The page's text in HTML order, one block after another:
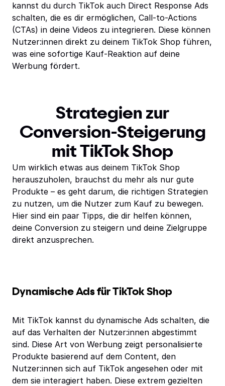
kannst du durch TikTok auch Direct Response Ads
schalten, die es dir ermöglichen, Call-to-Actions
(CTAs) in deine Videos zu integrieren. Diese können
Nutzer:innen direkt zu deinem TikTok Shop führen,
was eine sofortige Kauf-Reaktion auf deine
Werbung fördert.
Strategien zur
Conversion-Steigerung
mit TikTok Shop
Um wirklich etwas aus deinem TikTok Shop
herauszuholen, brauchst du mehr als nur gute
Produkte – es geht darum, die richtigen Strategien
zu nutzen, um die Nutzer zum Kauf zu bewegen.
Hier sind ein paar Tipps, die dir helfen können,
deine Conversion zu steigern und deine Zielgruppe
direkt anzusprechen.
Dynamische Ads für TikTok Shop
Mit TikTok kannst du dynamische Ads schalten, die
auf das Verhalten der Nutzer:innen abgestimmt
sind. Diese Art von Werbung zeigt personalisierte
Produkte basierend auf dem Content, den
Nutzer:innen sich auf TikTok angesehen oder mit
dem sie interagiert haben. Diese extrem gezielten